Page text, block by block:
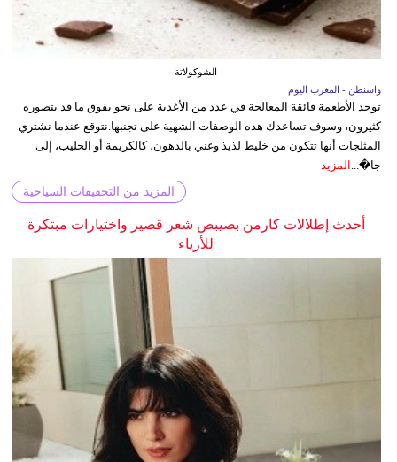
الشوكولاتة
واشنطن - المغرب اليوم
توجد الأطعمة فائقة المعالجة في عدد من الأغذية على نحو يفوق ما قد يتصوره
كثيرون، وسوف تساعدك هذه الوصفات الشهية على تجنبها.نتوقع عندما نشتري
المثلجات أنها تتكون من خليط لذيذ وغني بالدهون، كالكريمة أو الحليب، إلى
جا�... المزيد
المزيد من التحقيقات السياحية
أحدث إطلالات كارمن بصيبص شعر قصير واختيارات مبتكرة
للأزياء